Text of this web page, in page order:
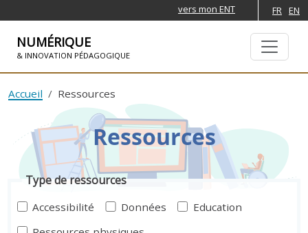
vers mon ENT FR EN
NUMÉRIQUE
& INNOVATION PÉDAGOGIQUE
Accueil Ressources
Ressources
Type de ressources
Accessibilité Données
Education